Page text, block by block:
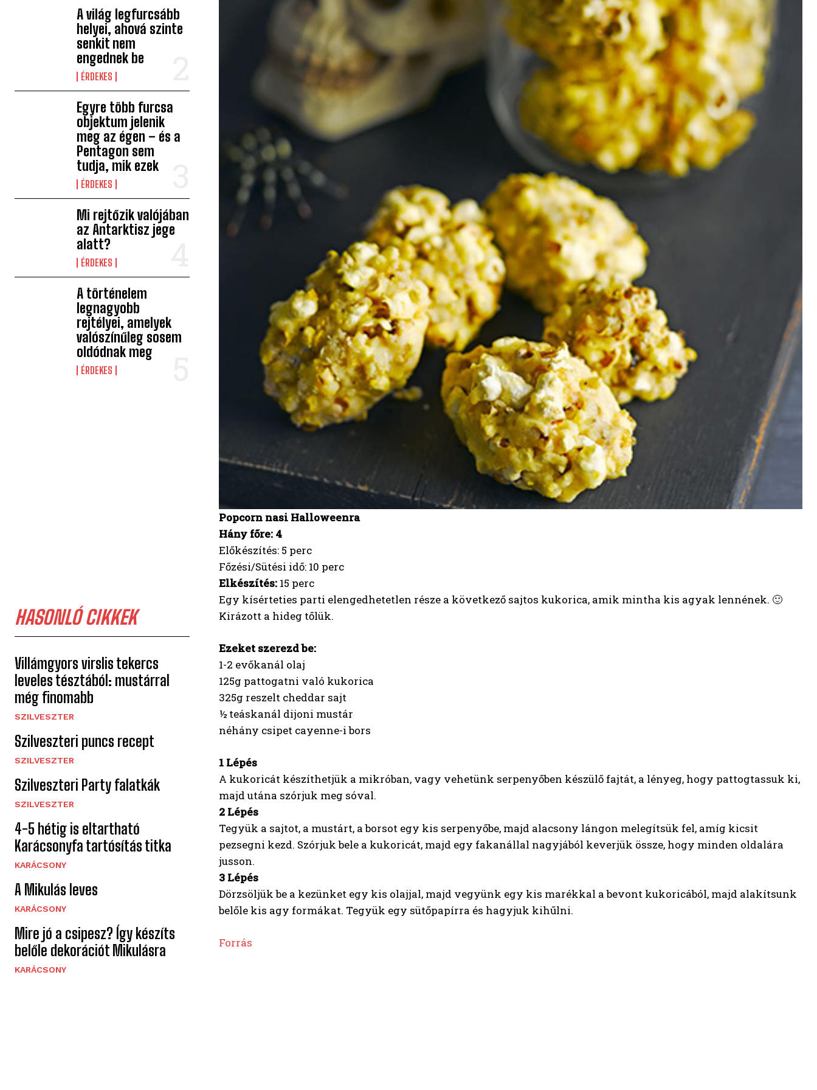
A világ legfurcsább
helyei, ahová szinte
senkit nem
engednek be
ÉRDEKES
Egyre több furcsa
objektum jelenik
meg az égen – és a
Pentagon sem
tudja, mik ezek
ÉRDEKES
Mi rejtőzik valójában
az Antarktisz jege
alatt?
ÉRDEKES
A történelem
legnagyobb
rejtélyei, amelyek
valószínűleg sosem
oldódnak meg
ÉRDEKES
HASONLÓ CIKKEK
Villámgyors virslis tekercs
leveles tésztából: mustárral
még finomabb
SZILVESZTER
Szilveszteri puncs recept
SZILVESZTER
Szilveszteri Party falatkák
SZILVESZTER
4-5 hétig is eltartható
Karácsonyfa tartósítás titka
KARÁCSONY
A Mikulás leves
KARÁCSONY
Mire jó a csipesz? Így készíts
belőle dekorációt Mikulásra
KARÁCSONY
Popcorn nasi Halloweenra
Hány főre: 4
Előkészítés: 5 perc
Főzési/Sütési idő: 10 perc
Elkészítés: 15 perc
Egy kísérteties parti elengedhetetlen része a következő sajtos kukorica, amik mintha kis agyak lennének. 🙂
Kirázott a hideg tőlük.
Ezeket szerezd be:
1-2 evőkanál olaj
125g pattogatni való kukorica
325g reszelt cheddar sajt
½ teáskanál dijoni mustár
néhány csipet cayenne-i bors
1 Lépés
A kukoricát készíthetjük a mikróban, vagy vehetünk serpenyőben készülő fajtát, a lényeg, hogy pattogtassuk ki,
majd utána szórjuk meg sóval.
2 Lépés
Tegyük a sajtot, a mustárt, a borsot egy kis serpenyőbe, majd alacsony lángon melegítsük fel, amíg kicsit
pezsegni kezd. Szórjuk bele a kukoricát, majd egy fakanállal nagyjából keverjük össze, hogy minden oldalára
jusson.
3 Lépés
Dörzsöljük be a kezünket egy kis olajjal, majd vegyünk egy kis marékkal a bevont kukoricából, majd alakítsunk
belőle kis agy formákat. Tegyük egy sütőpapírra és hagyjuk kihűlni.
Forrás